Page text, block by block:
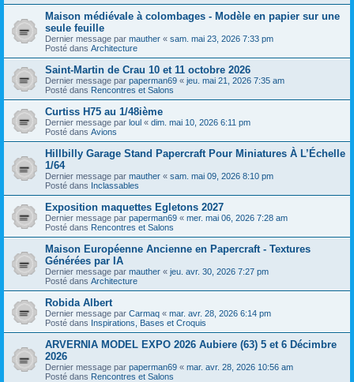
Maison médiévale à colombages - Modèle en papier sur une
seule feuille
Dernier message par mauther « sam. mai 23, 2026 7:33 pm
Posté dans Architecture
Saint-Martin de Crau 10 et 11 octobre 2026
Dernier message par paperman69 « jeu. mai 21, 2026 7:35 am
Posté dans Rencontres et Salons
Curtiss H75 au 1/48ième
Dernier message par loul « dim. mai 10, 2026 6:11 pm
Posté dans Avions
Hillbilly Garage Stand Papercraft Pour Miniatures À L’Échelle
1/64
Dernier message par mauther « sam. mai 09, 2026 8:10 pm
Posté dans Inclassables
Exposition maquettes Egletons 2027
Dernier message par paperman69 « mer. mai 06, 2026 7:28 am
Posté dans Rencontres et Salons
Maison Européenne Ancienne en Papercraft - Textures
Générées par IA
Dernier message par mauther « jeu. avr. 30, 2026 7:27 pm
Posté dans Architecture
Robida Albert
Dernier message par Carmaq « mar. avr. 28, 2026 6:14 pm
Posté dans Inspirations, Bases et Croquis
ARVERNIA MODEL EXPO 2026 Aubiere (63) 5 et 6 Décimbre
2026
Dernier message par paperman69 « mar. avr. 28, 2026 10:56 am
Posté dans Rencontres et Salons